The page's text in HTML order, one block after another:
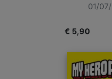
01/
€ 5,90